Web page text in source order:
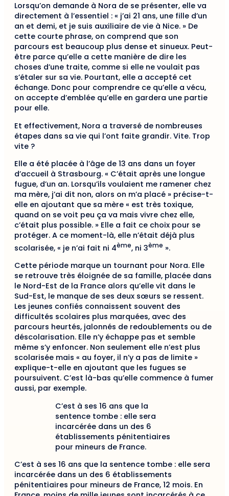
Lorsqu’on demande à Nora de se présenter, elle va
directement à l’essentiel : « j’ai 21 ans, une fille d’un
an et demi, et je suis auxiliaire de vie à Nice. » De
cette courte phrase, on comprend que son
parcours est beaucoup plus dense et sinueux. Peut-
être parce qu’elle a cette manière de dire les
choses d’une traite, comme si elle ne voulait pas
s’étaler sur sa vie. Pourtant, elle a accepté cet
échange. Donc pour comprendre ce qu’elle a vécu,
on accepte d’emblée qu’elle en gardera une partie
pour elle.
Et effectivement, Nora a traversé de nombreuses
étapes dans sa vie qui l’ont faite grandir. Vite. Trop
vite ?
Elle a été placée à l’âge de 13 ans dans un foyer
d’accueil à Strasbourg. « C’était après une longue
fugue, d’un an. Lorsqu’ils voulaient me ramener chez
ma mère, j’ai dit non, alors on m’a placé » précise-t-
elle en ajoutant que sa mère « est très toxique,
quand on se voit peu ça va mais vivre chez elle,
c’était plus possible. » Elle a fait ce choix pour se
protéger. A ce moment-là, elle n’était déjà plus
scolarisée, « je n’ai fait ni 4ème, ni 3ème ».
Cette période marque un tournant pour Nora. Elle
se retrouve très éloignée de sa famille, placée dans
le Nord-Est de la France alors qu’elle vit dans le
Sud-Est, le manque de ses deux sœurs se ressent.
Les jeunes confiés connaissent souvent des
difficultés scolaires plus marquées, avec des
parcours heurtés, jalonnés de redoublements ou de
déscolarisation. Elle n’y échappe pas et semble
même s’y enfoncer. Non seulement elle n’est plus
scolarisée mais « au foyer, il n’y a pas de limite »
explique-t-elle en ajoutant que les fugues se
poursuivent. C’est là-bas qu’elle commence à fumer
aussi, par exemple.
C’est à ses 16 ans que la
sentence tombe : elle sera
incarcérée dans un des 6
établissements pénitentiaires
pour mineurs de France.
C’est à ses 16 ans que la sentence tombe : elle sera
incarcérée dans un des 6 établissements
pénitentiaires pour mineurs de France, 12 mois. En